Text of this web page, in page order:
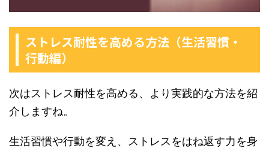
ストレス耐性を高める方法（生活習慣・
行動編）
次はストレス耐性を高める、より実践的な方法を紹
介しますね。
生活習慣や行動を変え、ストレスをはね返す力を身